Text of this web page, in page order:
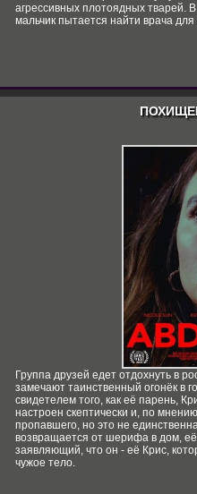
агрессивных плотоядных тварей.
мальчик пытается найти врача
Группа друзей едет отдохнуть в
замечают таинственный огонёк в
свидетелем того, как её парень,
настроен скептически и, по
пропавшего, но это не
возвращается от шерифа в дом,
заявляющий, что он - её Крис,
чужое тело.